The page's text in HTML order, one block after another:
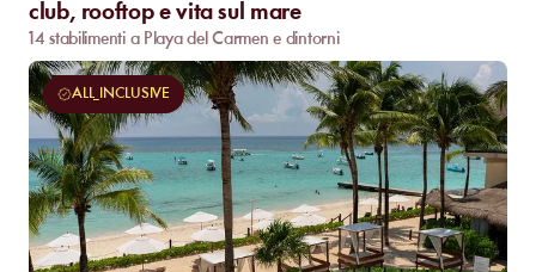
club, rooftop e vita sul mare
14 stabilimenti a Playa del Carmen e dintorni
ALL_INCLUSIVE